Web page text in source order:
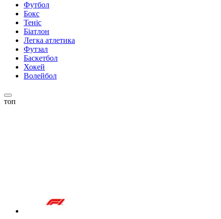
Футбол
Бокс
Теніс
Біатлон
Легка атлетика
Футзал
Баскетбол
Хокей
Волейбол
топ